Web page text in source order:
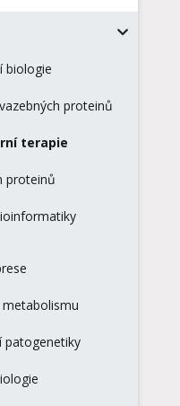
biologie
proteinů
terapie
proteinů
patogenetiky